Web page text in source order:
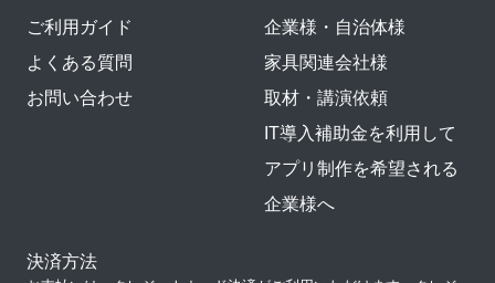
ご利用ガイド
よくある質問
お問い合わせ
企業様・自治体様
家具関連会社様
取材・講演依頼
IT導入補助金を利用して
アプリ制作を希望される
企業様へ
決済方法